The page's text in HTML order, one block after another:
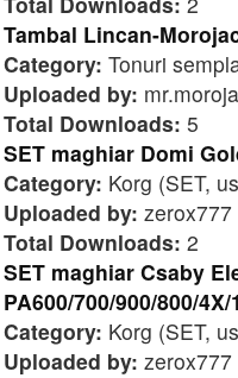
Tambal Lincan-
Category: Tonuri
Uploaded by:
Total Downloads: 5
SET maghiar Domi
Category: Korg (SET,
Uploaded by: zerox777
Total Downloads: 2
SET maghiar Csaby
PA600/700/900/800/4X/
Category: Korg (SET,
Uploaded by: zerox777